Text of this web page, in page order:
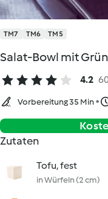
TM7 TM6 TM5
Salat-Bowl mit
4.2
Vorbereitung 35 Min
Zutaten
Tofu, fest
in Würfeln (2 cm)